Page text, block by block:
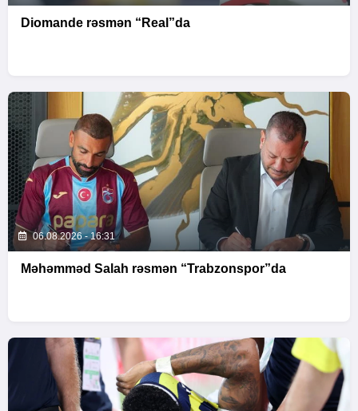
Diomande rəsmən “Real”da
06.08.2026 - 16:31
Məhəmməd Salah rəsmən “Trabzonspor”da